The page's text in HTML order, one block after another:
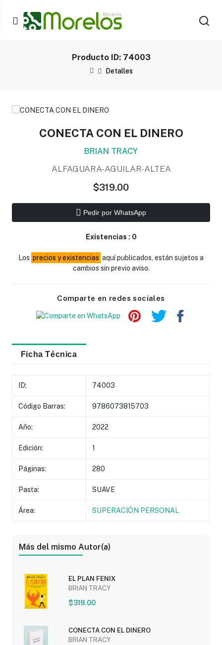
Producto ID: 74003
Detalles
CONECTA CON EL DINERO
BRIAN TRACY
ALFAGUARA-AGUILAR-ALTEA
$319.00
Pedir por WhatsApp
Existencias : 0
Los precios y existencias aquí publicados, están sujetos a
cambios sin previo aviso.
Comparte en redes sociales
Ficha Técnica
ID: 74003
Código Barras: 9786073815703
Año: 2022
Edición: 1
Páginas: 280
Pasta: SUAVE
Área: SUPERACIÓN PERSONAL
Más del mismo Autor(a)
EL PLAN FENIX
BRIAN TRACY
$319.00
CONECTA CON EL DINERO
BRIAN TRACY